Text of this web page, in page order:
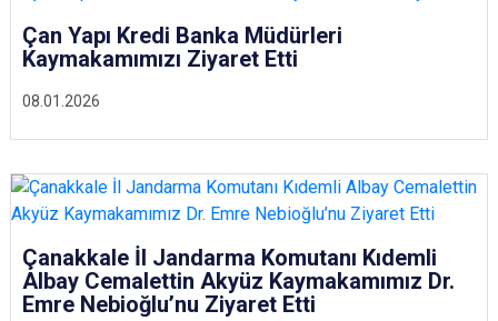
08.01.2026
Çan Yapı Kredi Banka Müdürleri
Kaymakamımızı Ziyaret Etti
Çanakkale İl Jandarma Komutanı Kıdemli
Albay Cemalettin Akyüz Kaymakamımız Dr.
Emre Nebioğlu’nu Ziyaret Etti